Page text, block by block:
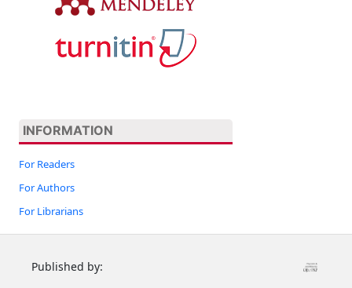
INFORMATION
For Readers
For Authors
For Librarians
Published by: